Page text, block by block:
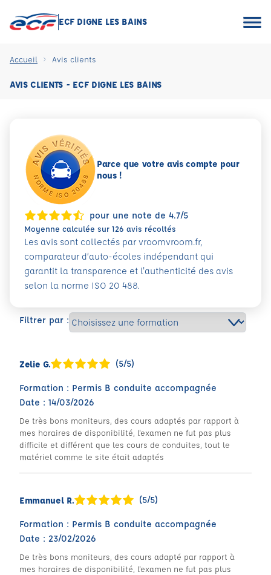
ECF DIGNE LES BAINS
Accueil Avis clients
AVIS CLIENTS - ECF DIGNE LES BAINS
Filtrer par :
Zelie G. (5/5)
Formation : Permis B conduite accompagnée
Date : 14/03/2026
De très bons moniteurs, des cours adaptés par rapport à
mes horaires de disponibilité, l'examen ne fut pas plus
difficile et différent que les cours de conduites, tout le
matériel comme le site était adaptés
Emmanuel R. (5/5)
Formation : Permis B conduite accompagnée
Date : 23/02/2026
De très bons moniteurs, des cours adapté par rapport à
mes horaires de disponibilité, l'examen ne fut pas plus
Parce que votre avis compte pour
nous !
pour une note de 4.7/5
Moyenne calculée sur 126 avis récoltés
Les avis sont collectés par vroomvroom.fr,
comparateur d’auto-écoles indépendant qui
garantit la transparence et l'authenticité des avis
selon la norme ISO 20 488.